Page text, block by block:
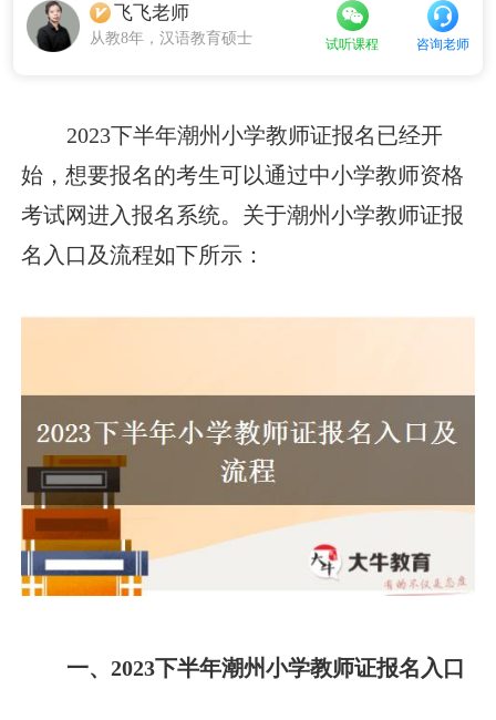
飞飞老师
从教8年，汉语教育硕士 试听课程 咨询老师
2023下半年潮州小学教师证报名已经开
始，想要报名的考生可以通过中小学教师资格
考试网进入报名系统。关于潮州小学教师证报
名入口及流程如下所示：
一、2023下半年潮州小学教师证报名入口